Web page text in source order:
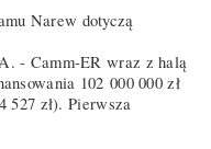
Narew dotyczą
- Camm-ER wraz z halą
102 000 000 zł
527 zł). Pierwsza